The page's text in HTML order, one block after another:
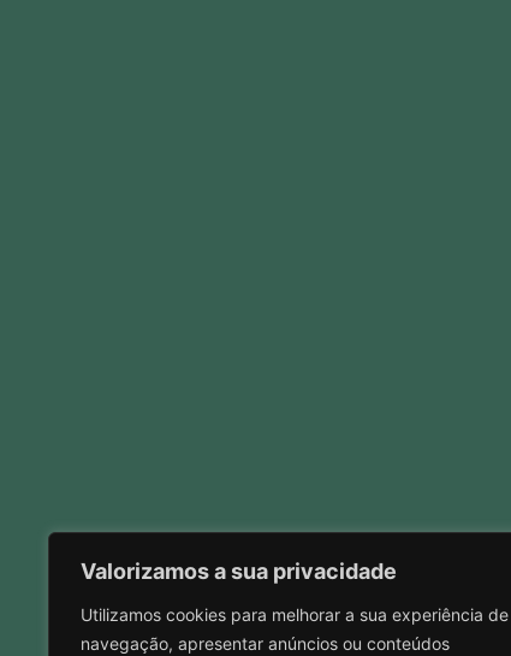
Valorizamos a sua privacidade
Utilizamos cookies para melhorar a sua experiência de
navegação, apresentar anúncios ou conteúdos